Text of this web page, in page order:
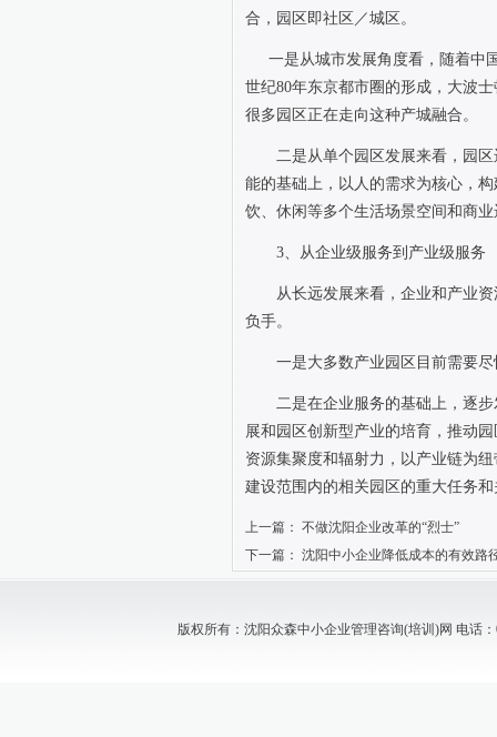
合，园区即社区／城区。
一是从城市发展角度看，随着中
世纪80年东京都市圈的形成，大波
很多园区正在走向这种产城融合。
二是从单个园区发展来看，园
能的基础上，以人的需求为核心，
饮、休闲等多个生活场景空间和商
3、从企业级服务到产业级服务
从长远发展来看，企业和产业
负手。
一是大多数产业园区目前需要
二是在企业服务的基础上，逐
展和园区创新型产业的培育，推动
资源集聚度和辐射力，以产业链为
建设范围内的相关园区的重大任务
上一篇： 不做沈阳企业改革的“烈士”
下一篇： 沈阳中小企业降低成本的有效路
版权所有：沈阳众森中小企业管理咨询(培训)网 电话：